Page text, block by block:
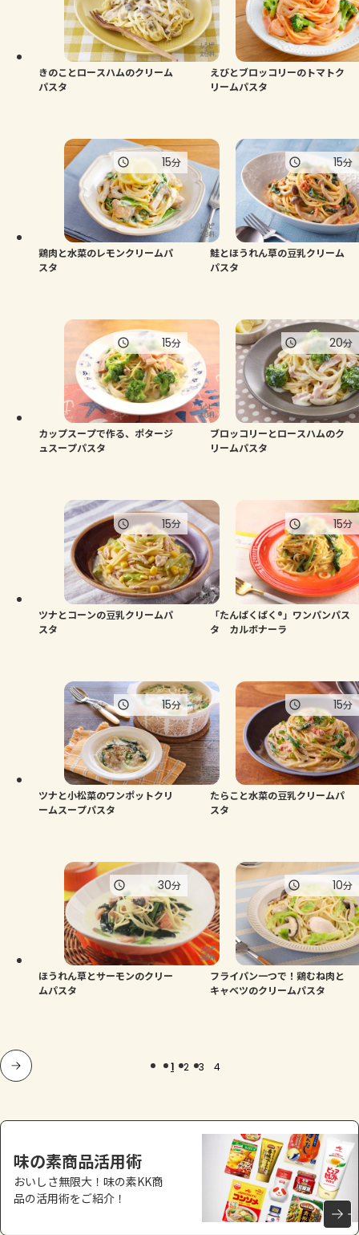
きのことロースハムのクリーム
パスタ
えびとブロッコリーのトマトク
リームパスタ
鶏肉と水菜のレモンクリームパ
スタ
15分
鮭とほうれん草の豆乳クリーム
パスタ
15分
カップスープで作る、ポタージ
ュスープパスタ
15分
ブロッコリーとロースハムのク
リームパスタ
20分
ツナとコーンの豆乳クリームパ
スタ
15分
「たんぱくぱく®」ワンパンパス
タ カルボナーラ
15分
ツナと小松菜のワンポットクリ
ームスープパスタ
15分
たらこと水菜の豆乳クリームパ
スタ
15分
ほうれん草とサーモンのクリー
ムパスタ
30分
フライパン一つで！鶏むね肉と
キャベツのクリームパスタ
10分
1 2 3 4
味の素商品活用術
おいしさ無限大！味の素KK商
品の活用術をご紹介！